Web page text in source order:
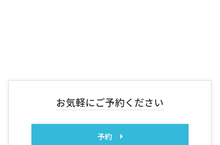
お気軽にご予約ください
予約